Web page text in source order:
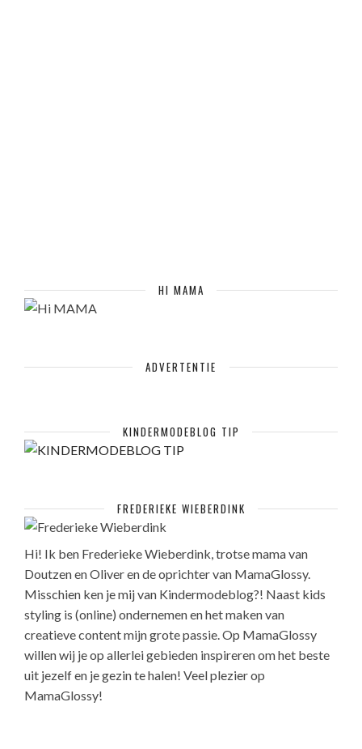
HI MAMA
ADVERTENTIE
KINDERMODEBLOG TIP
FREDERIEKE WIEBERDINK
Hi! Ik ben Frederieke Wieberdink, trotse mama van
Doutzen en Oliver en de oprichter van MamaGlossy.
Misschien ken je mij van Kindermodeblog?! Naast kids
styling is (online) ondernemen en het maken van
creatieve content mijn grote passie. Op MamaGlossy
willen wij je op allerlei gebieden inspireren om het beste
uit jezelf en je gezin te halen! Veel plezier op
MamaGlossy!